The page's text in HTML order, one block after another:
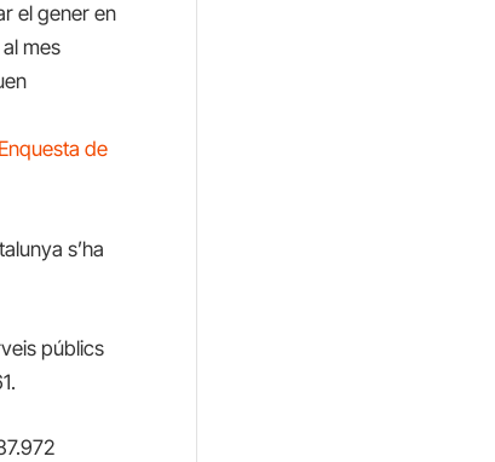
el gener en
mes
de
s’ha
públics